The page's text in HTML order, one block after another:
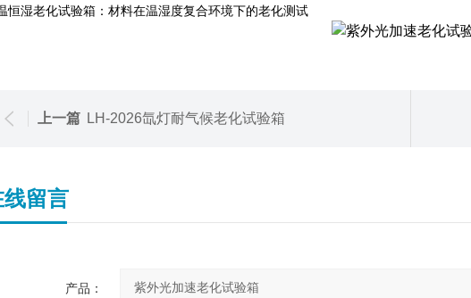
恒湿老化试验箱：材料在温湿度复合环境下的老化测试
上一篇 LH-2026氙灯耐气候老化试验箱
线留言
产品：